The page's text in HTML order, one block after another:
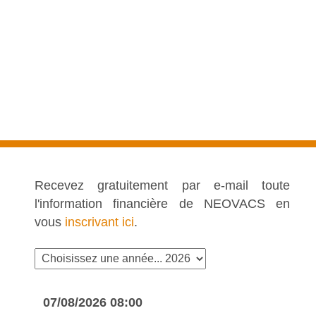
Recevez gratuitement par e-mail toute
l'information financière de NEOVACS en
vous inscrivant ici.
07/08/2026 08:00